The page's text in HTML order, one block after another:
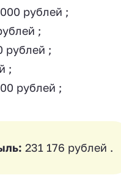
рублей ;
‍;
рублей ;
;
рублей ;
231 176 рублей .